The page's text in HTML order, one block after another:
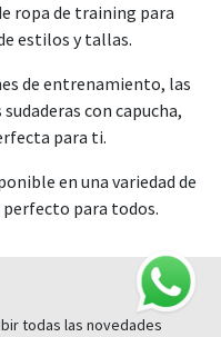
ropa de training para
estilos y tallas.
de entrenamiento, las
con capucha,
para ti.
en una variedad de
para todos.
todas las novedades